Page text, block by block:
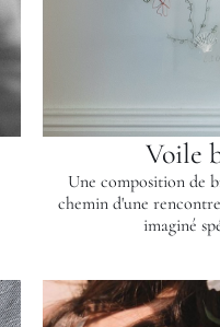
Voile
Une composition de
chemin d'une
imaginé